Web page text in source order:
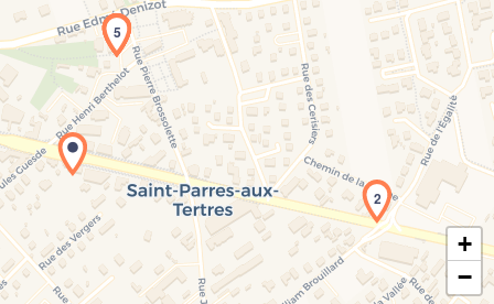
Chargement de la carte en cours...
1
2
3
4
5
+
−